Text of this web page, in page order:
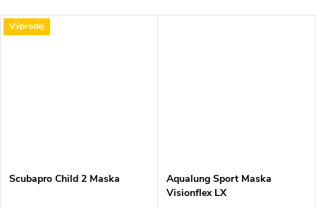
Výprodej
Scubapro Child 2 Maska
Aqualung Sport Maska
Visionflex LX